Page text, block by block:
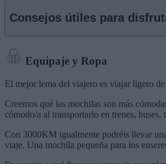
Consejos útiles para
Equipaje y Ropa
El mejor lema del viajero es viajar ligero
Creemos qué las mochilas son más
cómodo/a al transportarlo en trenes, buses,
Con 3000KM igualmente podréis llevar
viaje. Una mochila pequeña para los